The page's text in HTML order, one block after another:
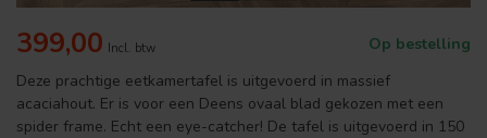
399,00 Incl. btw
Op bestelling
Deze prachtige eetkamertafel is uitgevoerd in massief
acaciahout. Er is voor een Deens ovaal blad gekozen met een
spider frame. Echt een eye-catcher! De tafel is uitgevoerd in 150